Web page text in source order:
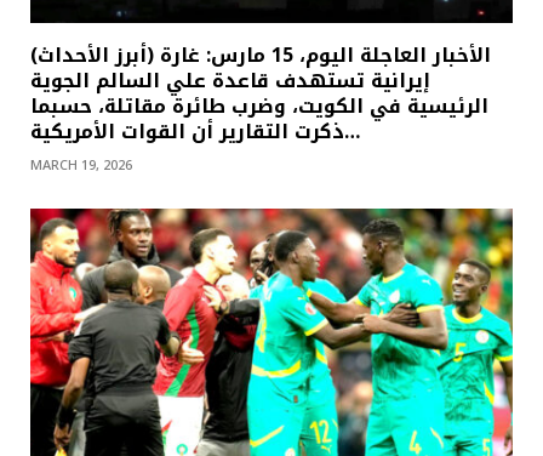
(أبرز الأحداث) الأخبار العاجلة اليوم، 15 مارس: غارة
إيرانية تستهدف قاعدة علي السالم الجوية
الرئيسية في الكويت، وضرب طائرة مقاتلة، حسبما
ذكرت التقارير أن القوات الأمريكية…
MARCH 19, 2026